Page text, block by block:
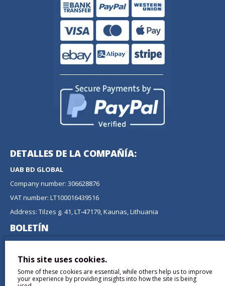
DETALLES DE LA COMPAÑÍA:
UAB BD GLOBAL
Company number: 306628876
VAT number: LT100016439516
Address: Tilzes g. 41, LT-47179, Kaunas, Lithuania
BOLETÍN
suscribiéndose a nuestro boletín.
ENVIAR
This site uses cookies.
Some of these cookies are essential, while others help us to improve
your experience by providing insights into how the site is being